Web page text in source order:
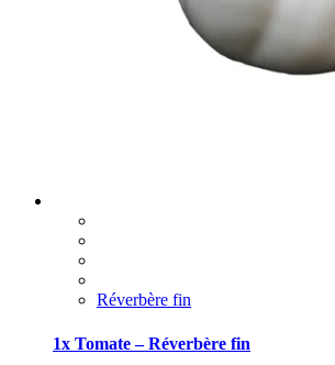
Réverbère fin
1x Tomate – Réverbère fin